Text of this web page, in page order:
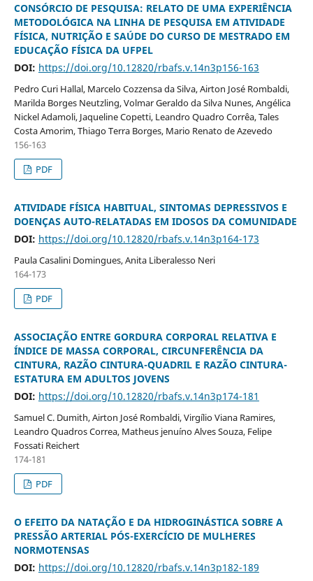
CONSÓRCIO DE PESQUISA: RELATO DE UMA EXPERIÊNCIA
METODOLÓGICA NA LINHA DE PESQUISA EM ATIVIDADE
FÍSICA, NUTRIÇÃO E SAÚDE DO CURSO DE MESTRADO EM
EDUCAÇÃO FÍSICA DA UFPEL
DOI: https://doi.org/10.12820/rbafs.v.14n3p156-163
Pedro Curi Hallal, Marcelo Cozzensa da Silva, Airton José Rombaldi,
Marilda Borges Neutzling, Volmar Geraldo da Silva Nunes, Angélica
Nickel Adamoli, Jaqueline Copetti, Leandro Quadro Corrêa, Tales
Costa Amorim, Thiago Terra Borges, Mario Renato de Azevedo
156-163
PDF
ATIVIDADE FÍSICA HABITUAL, SINTOMAS DEPRESSIVOS E
DOENÇAS AUTO-RELATADAS EM IDOSOS DA COMUNIDADE
DOI: https://doi.org/10.12820/rbafs.v.14n3p164-173
Paula Casalini Domingues, Anita Liberalesso Neri
164-173
PDF
ASSOCIAÇÃO ENTRE GORDURA CORPORAL RELATIVA E
ÍNDICE DE MASSA CORPORAL, CIRCUNFERÊNCIA DA
CINTURA, RAZÃO CINTURA-QUADRIL E RAZÃO CINTURA-
ESTATURA EM ADULTOS JOVENS
DOI: https://doi.org/10.12820/rbafs.v.14n3p174-181
Samuel C. Dumith, Airton José Rombaldi, Virgílio Viana Ramires,
Leandro Quadros Correa, Matheus jenuíno Alves Souza, Felipe
Fossati Reichert
174-181
PDF
O EFEITO DA NATAÇÃO E DA HIDROGINÁSTICA SOBRE A
PRESSÃO ARTERIAL PÓS-EXERCÍCIO DE MULHERES
NORMOTENSAS
DOI: https://doi.org/10.12820/rbafs.v.14n3p182-189